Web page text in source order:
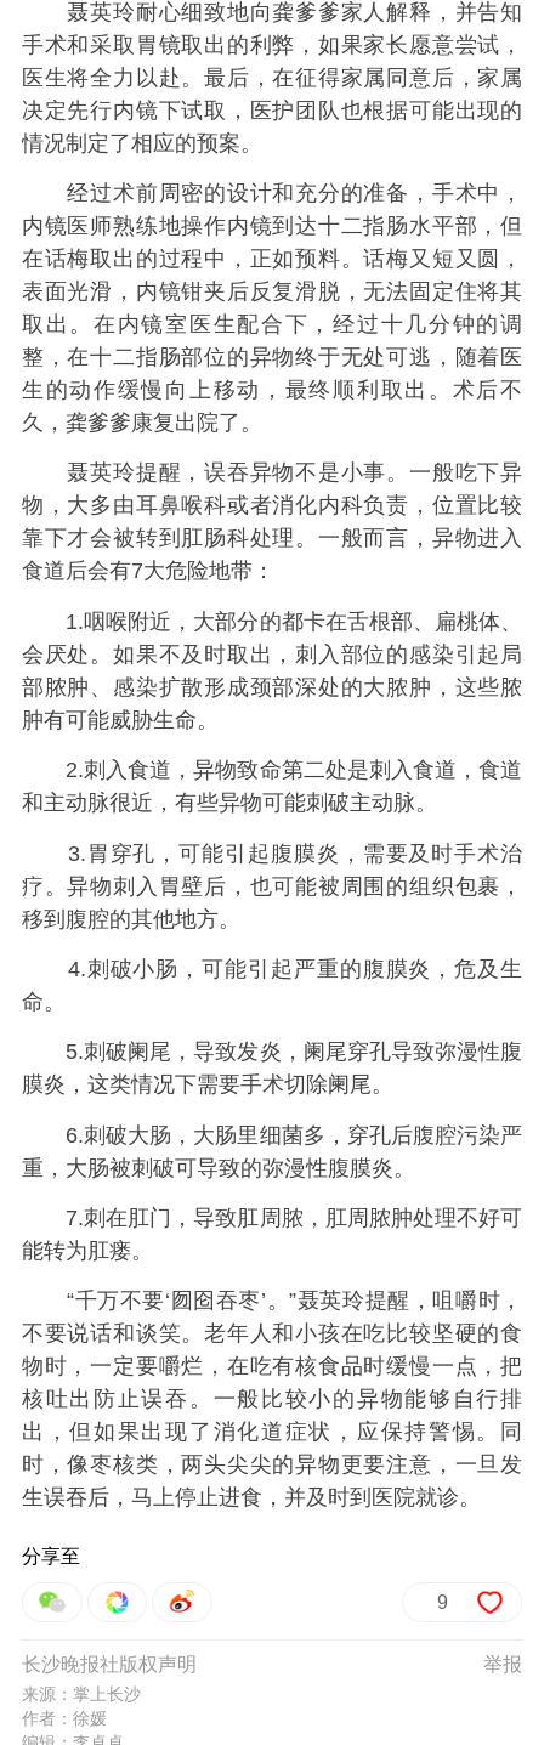
聂英玲耐心细致地向龚爹爹家人解释，并告知
手术和采取胃镜取出的利弊，如果家长愿意尝试，
医生将全力以赴。最后，在征得家属同意后，家属
决定先行内镜下试取，医护团队也根据可能出现的
情况制定了相应的预案。
经过术前周密的设计和充分的准备，手术中，
内镜医师熟练地操作内镜到达十二指肠水平部，但
在话梅取出的过程中，正如预料。话梅又短又圆，
表面光滑，内镜钳夹后反复滑脱，无法固定住将其
取出。在内镜室医生配合下，经过十几分钟的调
整，在十二指肠部位的异物终于无处可逃，随着医
生的动作缓慢向上移动，最终顺利取出。术后不
久，龚爹爹康复出院了。
聂英玲提醒，误吞异物不是小事。一般吃下异
物，大多由耳鼻喉科或者消化内科负责，位置比较
靠下才会被转到肛肠科处理。一般而言，异物进入
食道后会有7大危险地带：
1.咽喉附近，大部分的都卡在舌根部、扁桃体、
会厌处。如果不及时取出，刺入部位的感染引起局
部脓肿、感染扩散形成颈部深处的大脓肿，这些脓
肿有可能威胁生命。
2.刺入食道，异物致命第二处是刺入食道，食道
和主动脉很近，有些异物可能刺破主动脉。
3.胃穿孔，可能引起腹膜炎，需要及时手术治
疗。异物刺入胃壁后，也可能被周围的组织包裹，
移到腹腔的其他地方。
4.刺破小肠，可能引起严重的腹膜炎，危及生
命。
5.刺破阑尾，导致发炎，阑尾穿孔导致弥漫性腹
膜炎，这类情况下需要手术切除阑尾。
6.刺破大肠，大肠里细菌多，穿孔后腹腔污染严
重，大肠被刺破可导致的弥漫性腹膜炎。
7.刺在肛门，导致肛周脓，肛周脓肿处理不好可
能转为肛瘘。
“千万不要‘囫囵吞枣’。”聂英玲提醒，咀嚼时，
不要说话和谈笑。老年人和小孩在吃比较坚硬的食
物时，一定要嚼烂，在吃有核食品时缓慢一点，把
核吐出防止误吞。一般比较小的异物能够自行排
出，但如果出现了消化道症状，应保持警惕。同
时，像枣核类，两头尖尖的异物更要注意，一旦发
生误吞后，马上停止进食，并及时到医院就诊。
分享至
9
举报
长沙晚报社版权声明
来源：掌上长沙
作者：徐媛